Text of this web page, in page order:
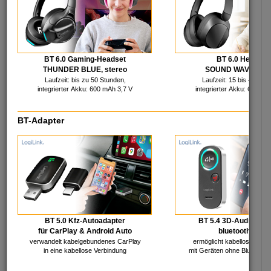
BT 6.0 Gaming-Headset
THUNDER BLUE, stereo
Laufzeit: bis zu 50 Stunden,
integrierter Akku: 600 mAh 3,7 V
BT 6.0 Headset
SOUND WAVE,
Laufzeit: 15 bis 40
integrierter Akku: 600
BT-Adapter
BT 5.0 Kfz-Autoadapter
für CarPlay & Android Auto
verwandelt kabelgebundenes CarPlay
in eine kabellose Verbindung
BT 5.4 3D-Audio
bluetoothfähig
ermöglicht kabelloses
mit Geräten ohne
Kleben
Korrigieren
Koffer & Taschen
Ordnungsmittel
StempelShop
Schreibtisch & mehr
Werbemittel
IT - Multimedia
Audio, Video & TV
Batterien & Akkus
Speichermedien
Farb-Bänder & Rollen
Gaming Zubehör
HDMI-Produkte
Kabel & Adapter
Zubehör PC/Notebook
Netzwerk, aktiv
Netzwerk, passiv
Reinigung & Pflege
Stromversorgung
Smartphone-Zubehör
Telekommunikation
Toner & mehr
Umschalter & mehr